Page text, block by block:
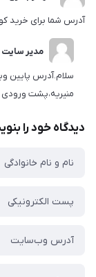
آدرس شما برای خرید
مدیر سایت
سلام.آدرس پایین
منیریه،پشت ورودی
دیدگاه خود را